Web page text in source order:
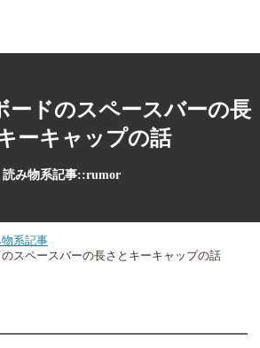
ードのスペースバーの長
ーキャップの話
読み物系記事::rumor
系記事
スペースバーの長さとキーキャップの話